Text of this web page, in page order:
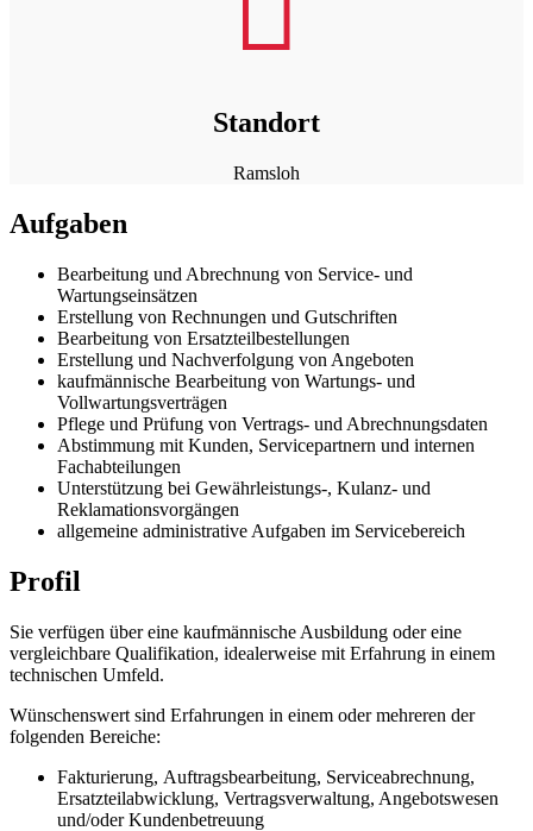
Standort
Ramsloh
Aufgaben
Bearbeitung und Abrechnung von Service- und
Wartungseinsätzen
Erstellung von Rechnungen und Gutschriften
Bearbeitung von Ersatzteilbestellungen
Erstellung und Nachverfolgung von Angeboten
kaufmännische Bearbeitung von Wartungs- und
Vollwartungsverträgen
Pflege und Prüfung von Vertrags- und Abrechnungsdaten
Abstimmung mit Kunden, Servicepartnern und internen
Fachabteilungen
Unterstützung bei Gewährleistungs-, Kulanz- und
Reklamationsvorgängen
allgemeine administrative Aufgaben im Servicebereich
Profil
Sie verfügen über eine kaufmännische Ausbildung oder eine
vergleichbare Qualifikation, idealerweise mit Erfahrung in einem
technischen Umfeld.
Wünschenswert sind Erfahrungen in einem oder mehreren der
folgenden Bereiche:
Fakturierung, Auftragsbearbeitung, Serviceabrechnung,
Ersatzteilabwicklung, Vertragsverwaltung, Angebotswesen
und/oder Kundenbetreuung